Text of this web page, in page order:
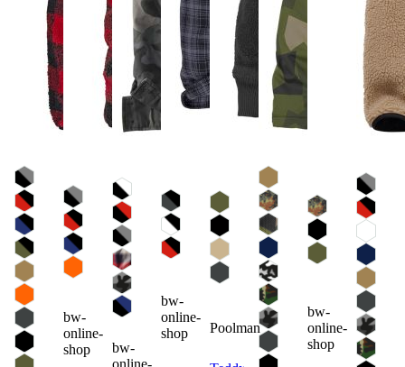
bw-
online-
shop
bw-
bw-
online-
shop
Poolman
bw-
online-
shop